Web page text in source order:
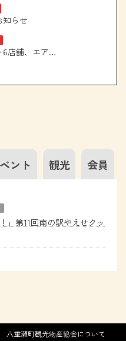
知らせ
【お休みのお知らせ】テナント6店舗、エアコン取り換え工事について
ント 観光 会員
」第11回南の駅やえせクッ
八重瀬町観光物産協会について